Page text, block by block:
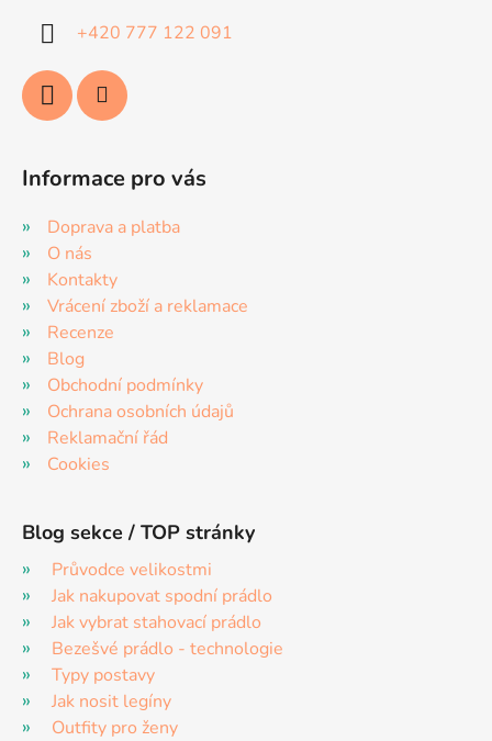
+420 777 122 091
Informace pro vás
Doprava a platba
O nás
Kontakty
Vrácení zboží a reklamace
Recenze
Blog
Obchodní podmínky
Ochrana osobních údajů
Reklamační řád
Cookies
Blog sekce / TOP stránky
Průvodce velikostmi
Jak nakupovat spodní prádlo
Jak vybrat stahovací prádlo
Bezešvé prádlo - technologie
Typy postavy
Jak nosit legíny
Outfity pro ženy